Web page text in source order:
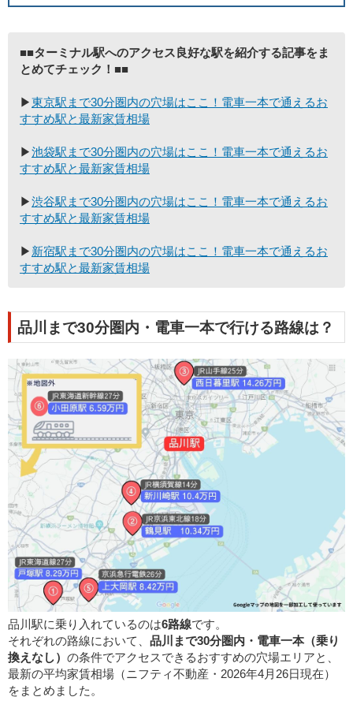
■■ターミナル駅へのアクセス良好な駅を紹介する記事をま
とめてチェック！■■
▶東京駅まで30分圏内の穴場はここ！電車一本で通えるお
すすめ駅と最新家賃相場
▶池袋駅まで30分圏内の穴場はここ！電車一本で通えるお
すすめ駅と最新家賃相場
▶渋谷駅まで30分圏内の穴場はここ！電車一本で通えるお
すすめ駅と最新家賃相場
▶ 新宿駅まで30分圏内の穴場はここ！電車一本で通えるお
すすめ駅と最新家賃相場
品川まで30分圏内・電車一本で行ける路線は？
品川駅に乗り入れているのは6路線です。
それぞれの路線において、 品川まで30分圏内・電車一本（乗り
換えなし） の条件でアクセスできるおすすめの穴場エリアと、
最新の平均家賃相場（ニフティ不動産・2026年4月26日現在）
をまとめました。